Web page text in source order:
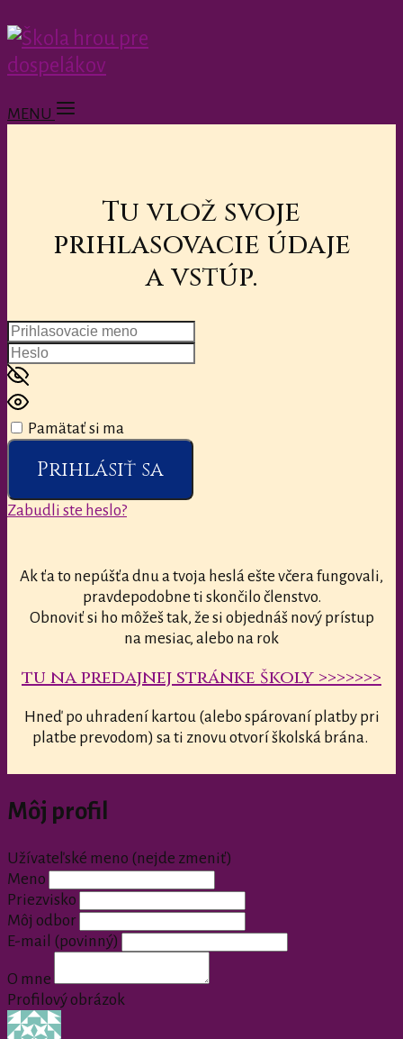
MENU
Tu vlož svoje
prihlasovacie údaje
a vstúp.
Pamätať si ma
Prihlásiť sa
Zabudli ste heslo?
Ak ťa to nepúšťa dnu a tvoja heslá ešte včera fungovali,
pravdepodobne ti skončilo členstvo.
Obnoviť si ho môžeš tak, že si objednáš nový prístup
na mesiac, alebo na rok
tu na predajnej stránke školy >>>>>>>
Hneď po uhradení kartou (alebo spárovaní platby pri
platbe prevodom) sa ti znovu otvorí školská brána.
Môj profil
Užívateľské meno (nejde zmeniť)
Meno
Priezvisko
Môj odbor
E-mail
(povinný)
O mne
Profilový obrázok